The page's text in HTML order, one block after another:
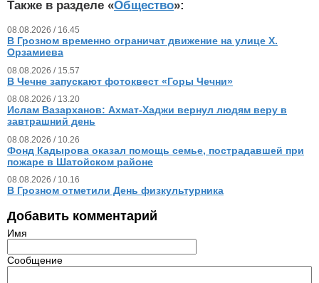
Также в разделе «Общество»:
08.08.2026 / 16.45
В Грозном временно ограничат движение на улице Х.
Орзамиева
08.08.2026 / 15.57
В Чечне запускают фотоквест «Горы Чечни»
08.08.2026 / 13.20
Ислам Вазарханов: Ахмат-Хаджи вернул людям веру в
завтрашний день
08.08.2026 / 10.26
Фонд Кадырова оказал помощь семье, пострадавшей при
пожаре в Шатойском районе
08.08.2026 / 10.16
В Грозном отметили День физкультурника
Добавить комментарий
Имя
Сообщение